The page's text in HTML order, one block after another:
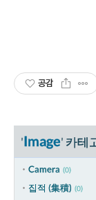
공감
'Image' 카테
Camera (0)
집적 (集積) (0)